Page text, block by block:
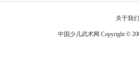
关于我们
中国少儿武术网 Copyright ©